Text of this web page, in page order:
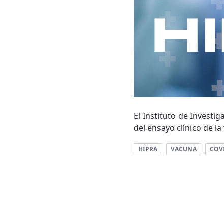
El Instituto de
del ensayo clínico de
HIPRA VACUNA